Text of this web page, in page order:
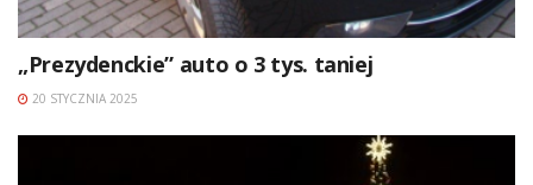
„Prezydenckie” auto o 3 tys. taniej
20 STYCZNIA 2025